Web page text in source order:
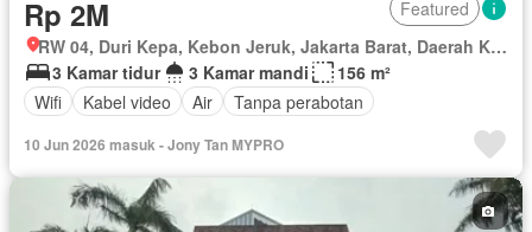
Rp 2M
Featured
RW 04, Duri Kepa, Kebon Jeruk, Jakarta Barat, Daerah Khusus Ibukota Jakarta
3 Kamar tidur
3 Kamar mandi
156 m²
Wifi
Kabel video Air Tanpa perabotan
10 Jun 2026 masuk - Jony Tan MYPRO